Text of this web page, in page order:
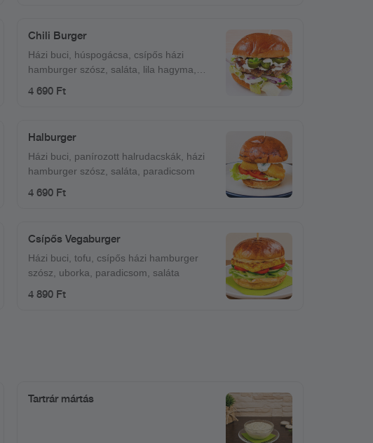
Chili Burger
Házi buci, húspogácsa, csípős házi
hamburger szósz, saláta, lila hagyma,
4 690 Ft
Halburger
Házi buci, panírozott halrudacskák, házi
hamburger szósz, saláta, paradicsom
4 690 Ft
Csípős Vegaburger
Házi buci, tofu, csípős házi hamburger
szósz, uborka, paradicsom, saláta
4 890 Ft
Tartrár mártás